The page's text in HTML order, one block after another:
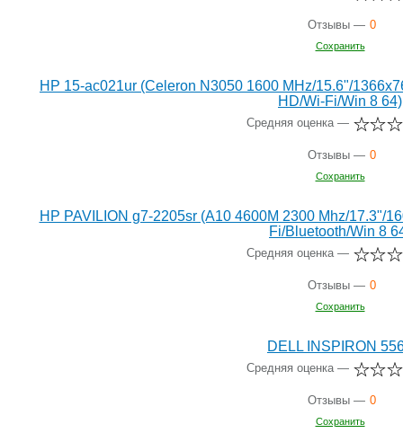
Отзывы — 0
Сохранить
HP 15-ac021ur (Celeron N3050 1600 MHz/15.6"/
HD/Wi-Fi/Win 8 64)
Средняя оценка —
Отзывы — 0
Сохранить
HP PAVILION g7-2205sr (A10 4600M 2300 Mhz/17.3"/
Fi/Bluetooth/Win 8
Средняя оценка —
Отзывы — 0
Сохранить
DELL INSPIRON
Средняя оценка —
Отзывы — 0
Сохранить